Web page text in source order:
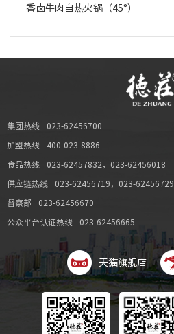
香卤牛肉自热火锅（45°）
集团热线 023-62456700
加盟热线 400-023-8886
食品热线 023-62457832 ， 023-62456018
供应链热线 023-62456719 ， 023-62456729
督察部 023-62456670
公众平台认证热线 023-62456665
天猫旗舰店